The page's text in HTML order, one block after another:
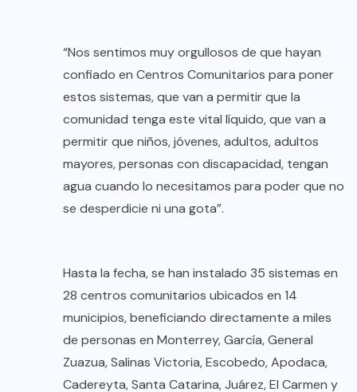
“Nos sentimos muy orgullosos de que hayan
confiado en Centros Comunitarios para poner
estos sistemas, que van a permitir que la
comunidad tenga este vital líquido, que van a
permitir que niños, jóvenes, adultos, adultos
mayores, personas con discapacidad, tengan
agua cuando lo necesitamos para poder que no
se desperdicie ni una gota”.
Hasta la fecha, se han instalado 35 sistemas en
28 centros comunitarios ubicados en 14
municipios, beneficiando directamente a miles
de personas en Monterrey, García, General
Zuazua, Salinas Victoria, Escobedo, Apodaca,
Cadereyta, Santa Catarina, Juárez, El Carmen y